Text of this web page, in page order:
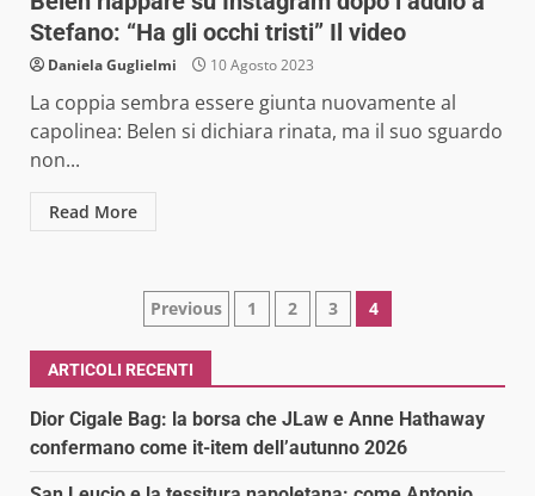
Stefano: “Ha gli occhi tristi” Il video
Daniela Guglielmi 10 Agosto 2023
La coppia sembra essere giunta nuovamente al
capolinea: Belen si dichiara rinata, ma il suo sguardo
non...
Read More
Paginazione
degli
articoli
Previous 1 2 3 4
ARTICOLI RECENTI
Dior Cigale Bag: la borsa che JLaw e Anne Hathaway
confermano come it-item dell’autunno 2026